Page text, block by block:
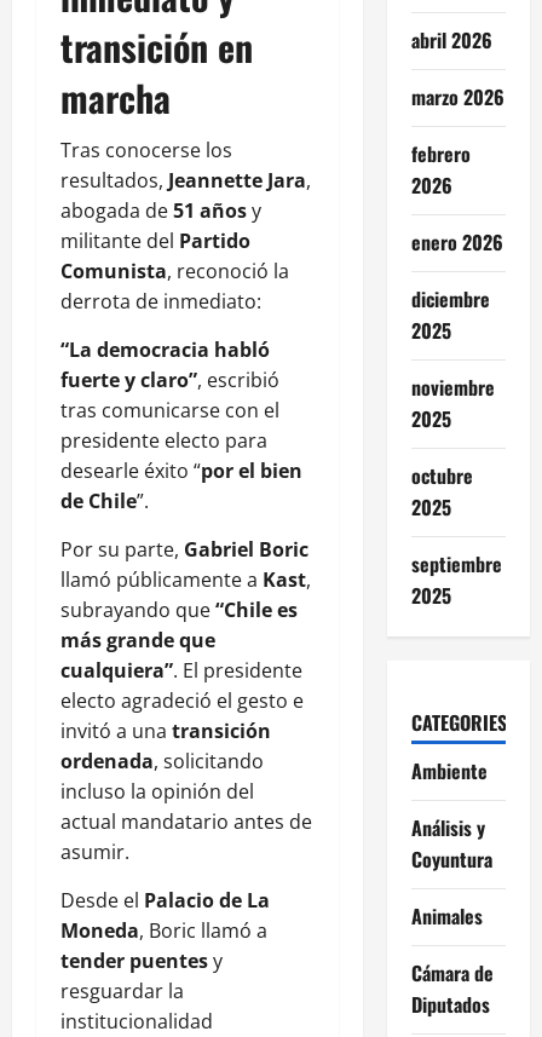
transición en
marcha
Tras conocerse los
resultados, Jeannette Jara,
abogada de51 añosy
militante del Partido
Comunista, reconoció la
derrota de inmediato:
“La democracia habló
fuerte y claro”, escribió
tras comunicarse con el
presidente electo para
desearle éxito “por el bien
de Chile”.
Por su parte, Gabriel Boric
llamó públicamente a Kast,
subrayando que“Chile es
más grande que
cualquiera”. El presidente
electo agradeció el gesto e
invitó a una transición
ordenada, solicitando
incluso la opinión del
actual mandatario antes de
asumir.
Desde el Palacio de La
Moneda, Boric llamó a
tender puentesy
resguardar la
institucionalidad
abril 2026
marzo 2026
febrero
2026
enero 2026
diciembre
2025
noviembre
2025
octubre
2025
septiembre
2025
CATEGORIES
Ambiente
Análisis y
Coyuntura
Animales
Cámara de
Diputados